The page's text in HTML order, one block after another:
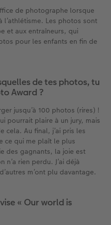
de photographe lorsque
Les photos sont
et aux entraîneurs, qui
pour les enfants en fin de
de tes photos, tu
Award ?
jusqu’à 100 photos (rires) !
pourrait plaire à un jury, mais
cela. Au final, j’ai pris les
ce qui me plaît le plus
des gagnants, la joie est
n’a rien perdu. J’ai déjà
m’ont plu davantage.
« Our world is